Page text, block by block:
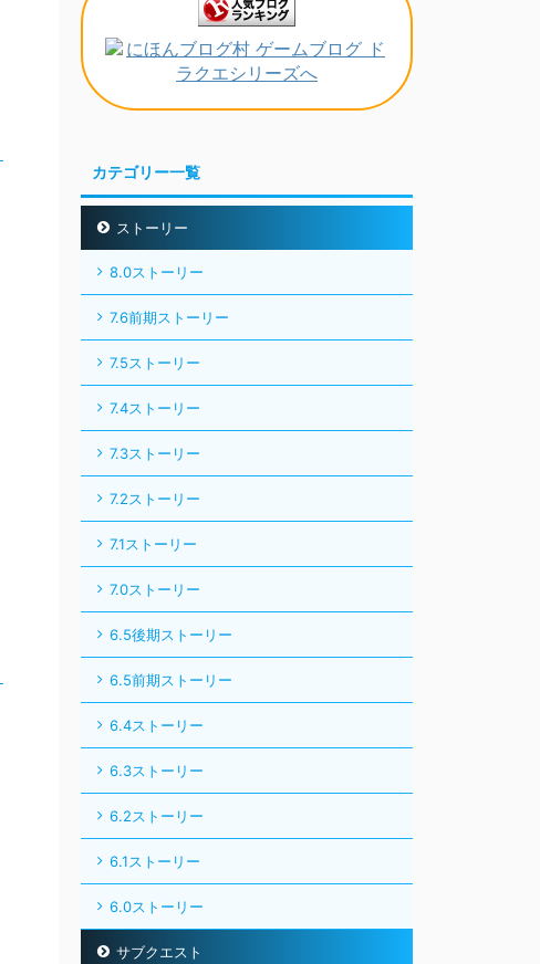
カテゴリー一覧
ストーリー
8.0ストーリー
7.6前期ストーリー
7.5ストーリー
7.4ストーリー
7.3ストーリー
7.2ストーリー
7.1ストーリー
7.0ストーリー
6.5後期ストーリー
6.5前期ストーリー
6.4ストーリー
6.3ストーリー
6.2ストーリー
6.1ストーリー
6.0ストーリー
サブクエスト